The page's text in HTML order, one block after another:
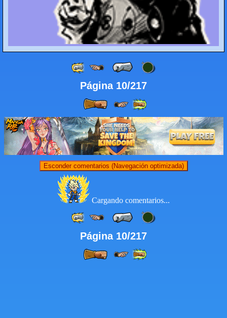
Página 10/217
Esconder comentarios (Navegación optimizada)
Cargando comentarios...
Página 10/217